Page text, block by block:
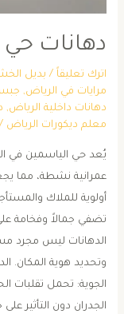
دهانات
اترك تعليقاً / بديل
مرايات في الرياض, جبس
دهانات داخلية الرياض,
معلم ديكورات الرياض
​يُعد حي الياسمين في
عمرانية نشطة، مما
أولوية للملاك
تضفي جمالاً وفخامة على
الدهانات ليس مجرد
وتحديد هوية المكان.
الجوية: تحمل تقلبات
الجدران دون التأثير